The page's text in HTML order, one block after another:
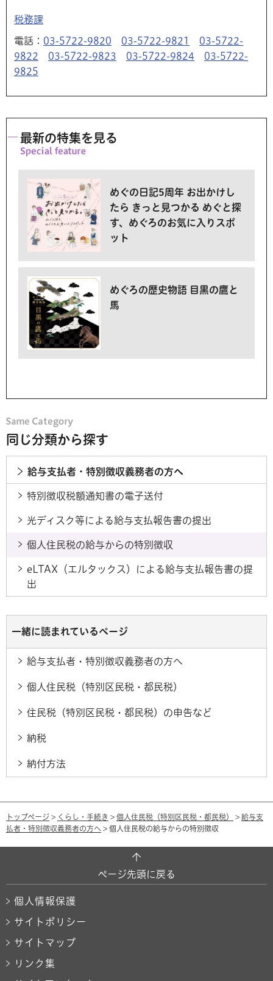
税務課
電話： 03-5722-9820 03-5722-9821
03-5722-
9822
03-5722-9823 03-5722-9824
03-5722-
9825
最新の特集を見る
めぐの日記5周年 お出かけし
たら きっと見つかる めぐと探
す、めぐろのお気に入りスポ
ット
めぐろの歴史物語 目黒の鷹と
馬
同じ分類から探す
給与支払者・特別徴収義務者の方へ
特別徴収税額通知書の電子送付
光ディスク等による給与支払報告書の提出
個人住民税の給与からの特別徴収
eLTAX（エルタックス）による給与支払報告書の提
出
一緒に読まれているページ
給与支払者・特別徴収義務者の方へ
個人住民税（特別区民税・都民税）
住民税（特別区民税・都民税）の申告など
納税
納付方法
トップページ > くらし・手続き > 個人住民税（特別区民税・都民税） > 給与支
払者・特別徴収義務者の方へ > 個人住民税の給与からの特別徴収
ページ先頭に戻る
個人情報保護
サイトポリシー
サイトマップ
リンク集